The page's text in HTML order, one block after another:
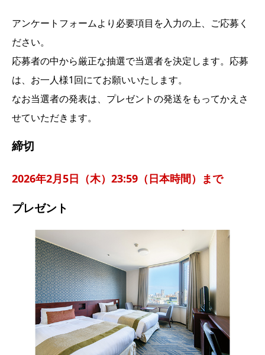
アンケートフォームより必要項目を入力の上、ご応募く
ださい。
応募者の中から厳正な抽選で当選者を決定します。応募
は、お一人様1回にてお願いいたします。
なお当選者の発表は、プレゼントの発送をもってかえさ
せていただきます。
締切
2026年2月5日（木）23:59（日本時間）まで
プレゼント